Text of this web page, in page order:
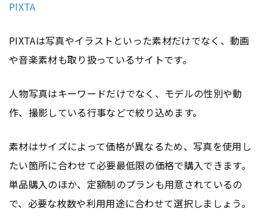
PIXTA
PIXTAは写真やイラストといった素材だけでなく、動画
や音楽素材も取り扱っているサイトです。
人物写真はキーワードだけでなく、モデルの性別や動
作、撮影している行事などで絞り込めます。
素材はサイズによって価格が異なるため、写真を使用し
たい箇所に合わせて必要最低限の価格で購入できます。
単品購入のほか、定額制のプランも用意されているの
で、必要な枚数や利用用途に合わせて選択しましょう。